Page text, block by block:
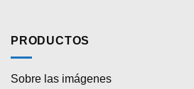
PRODUCTOS
Sobre las imágenes